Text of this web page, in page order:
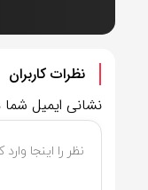
نظرات کاربران
نشانی ایمیل